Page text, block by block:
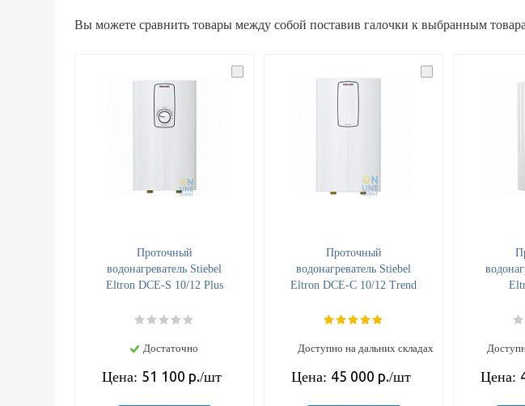
Вы можете сравнить товары между собой поставив галочки к выбранным
Проточный
водонагреватель Stiebel
Eltron DCE-S 10/12 Plus
Достаточно
Цена: 51 100 р./шт
Проточный
водонагреватель Stiebel
Eltron DCE-C 10/12 Trend
Доступно на дальних складах
Цена: 45 000 р./шт Цена: